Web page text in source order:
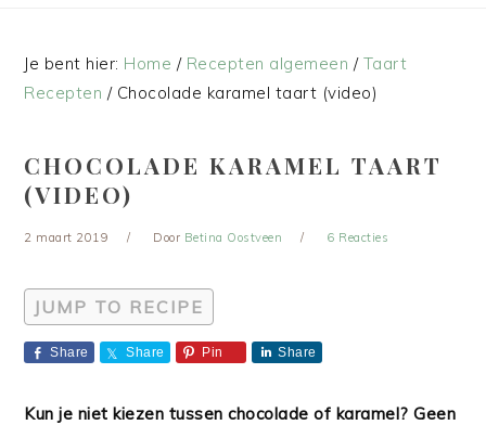
Je bent hier: Home / Recepten algemeen / Taart
Recepten /Chocolade karamel taart (video)
CHOCOLADE KARAMEL TAART
(VIDEO)
2 maart 2019 Door Betina Oostveen 6 Reacties
JUMP TO RECIPE
Share Share Pin Share
Kun je niet kiezen tussen chocolade of karamel? Geen